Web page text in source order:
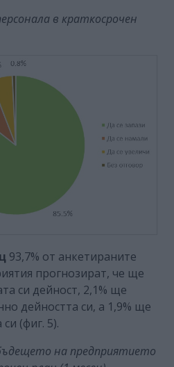
в краткосрочен
93,7% от анкетираните
прогнозират, че ще
си дейност, 2,1% ще
дейността си, а 1,9% ще
(фиг. 5).
на предприятието